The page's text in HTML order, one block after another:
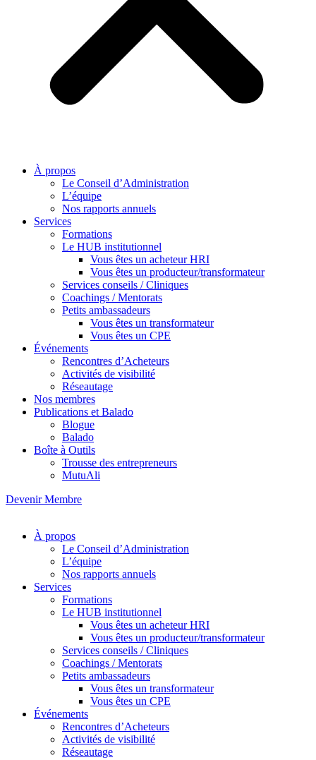
À propos
Le Conseil d’Administration
L’équipe
Nos rapports annuels
Services
Formations
Le HUB institutionnel
Vous êtes un acheteur HRI
Vous êtes un producteur/transformateur
Services conseils / Cliniques
Coachings / Mentorats
Petits ambassadeurs
Vous êtes un transformateur
Vous êtes un CPE
Événements
Rencontres d’Acheteurs
Activités de visibilité
Réseautage
Nos membres
Publications et Balado
Blogue
Balado
Boîte à Outils
Trousse des entrepreneurs
MutuAli
Devenir Membre
À propos
Le Conseil d’Administration
L’équipe
Nos rapports annuels
Services
Formations
Le HUB institutionnel
Vous êtes un acheteur HRI
Vous êtes un producteur/transformateur
Services conseils / Cliniques
Coachings / Mentorats
Petits ambassadeurs
Vous êtes un transformateur
Vous êtes un CPE
Événements
Rencontres d’Acheteurs
Activités de visibilité
Réseautage